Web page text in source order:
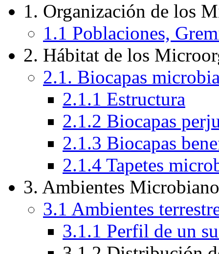
1. Organización de los
1.1 Poblaciones,
2. Hábitat de los
2.1. Biocapas
2.1.1 Estructura
2.1.2 Biocapas
2.1.3 Biocapas
2.1.4 Tapetes
3. Ambientes
3.1 Ambientes
3.1.1 Perfil de un